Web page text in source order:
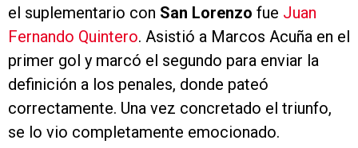
el suplementario con San Lorenzo fue Juan
Fernando Quintero. Asistió a Marcos Acuña en el
primer gol y marcó el segundo para enviar la
definición a los penales, donde pateó
correctamente. Una vez concretado el triunfo,
se lo vio completamente emocionado.